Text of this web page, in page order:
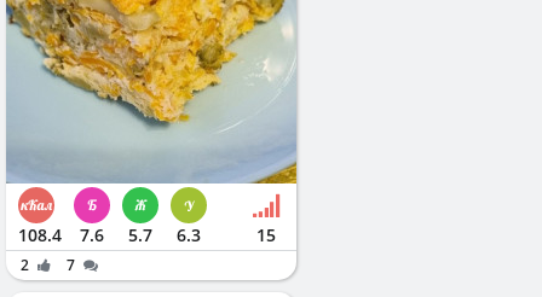
108.4 7.6 5.7 6.3 15
2 7